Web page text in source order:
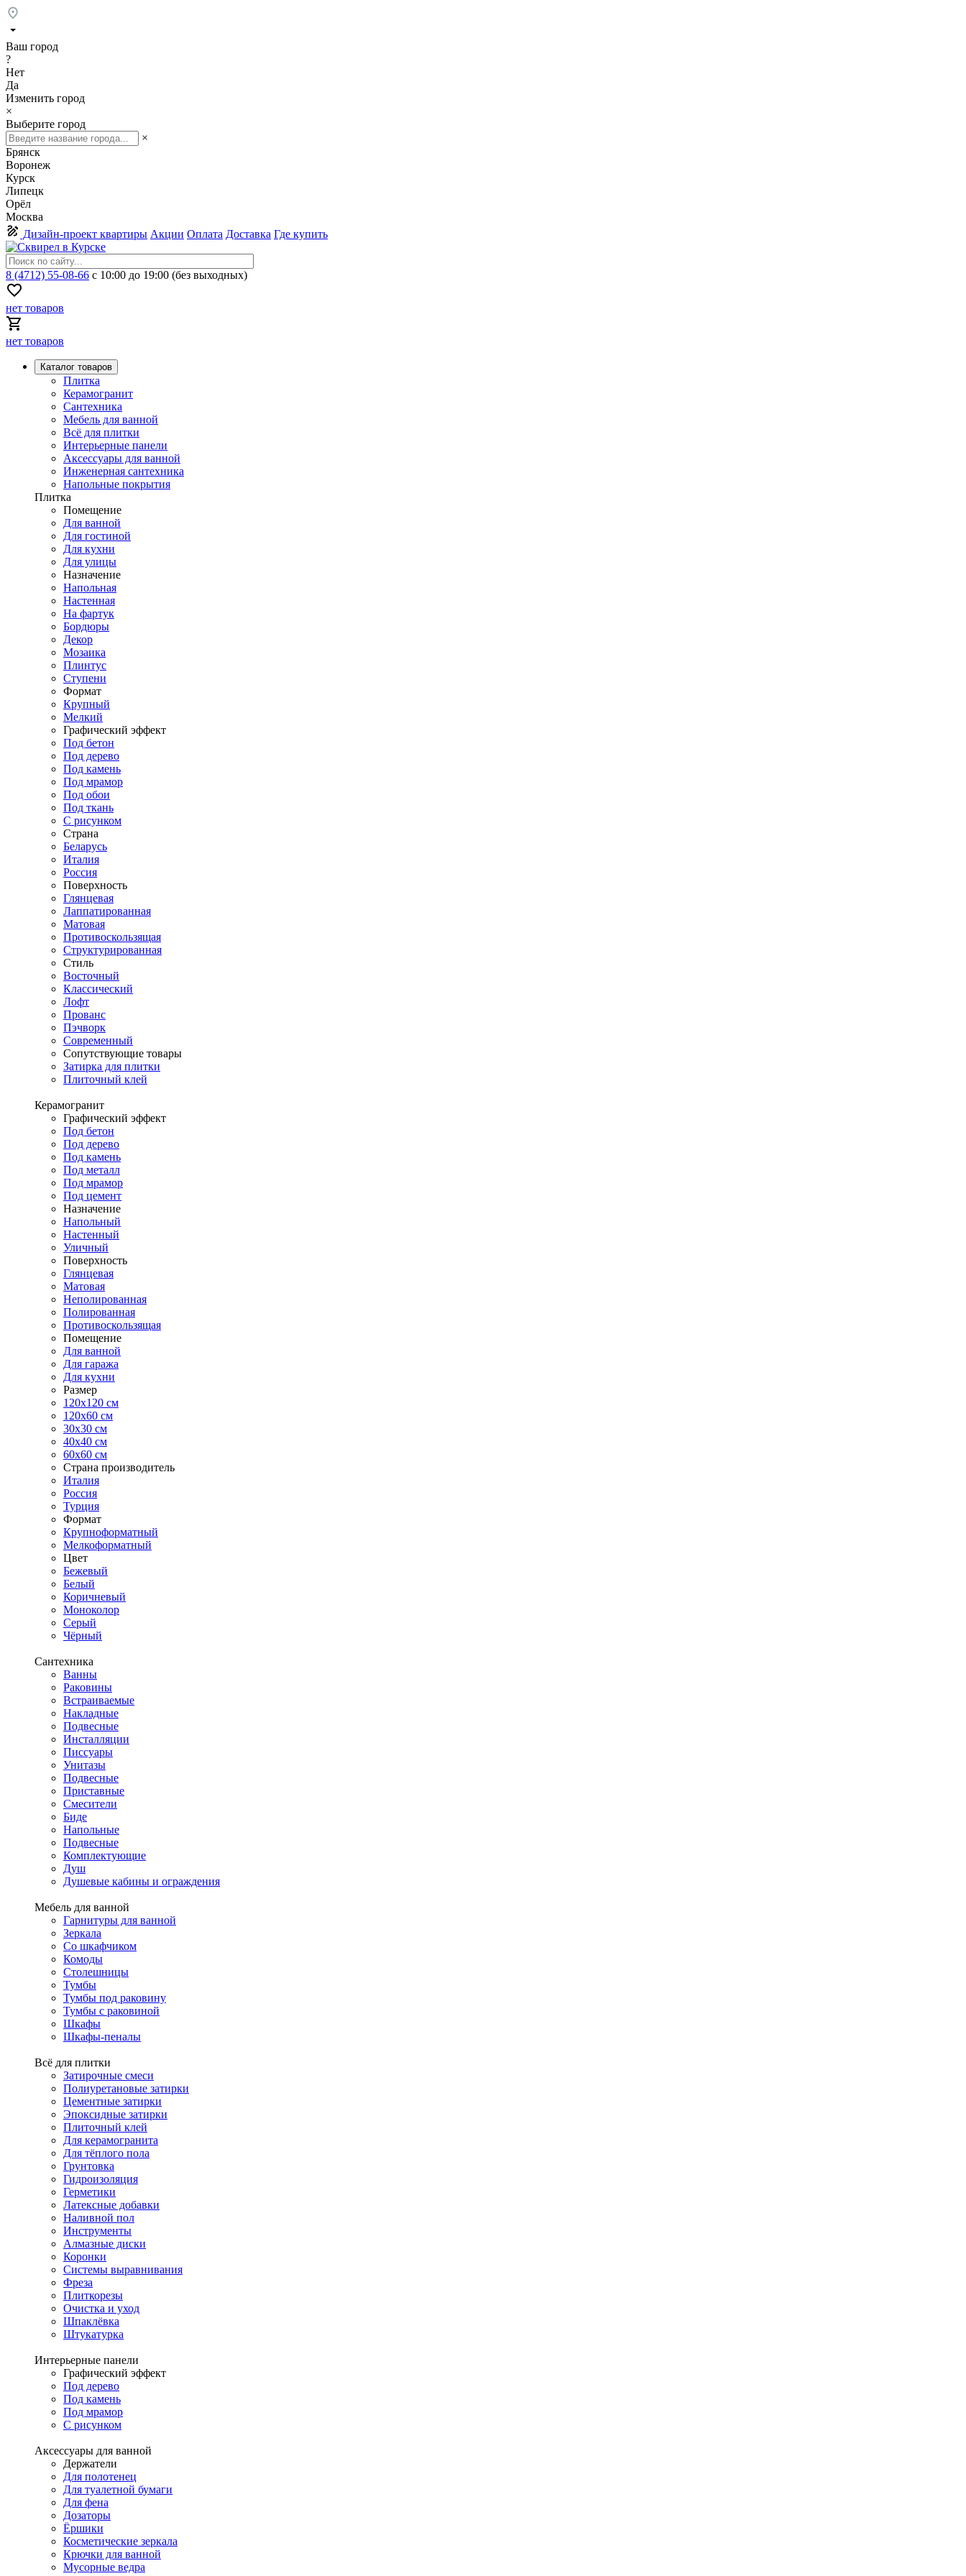
Ваш город
?
Нет
Да
Изменить город
×
Выберите город
×
Брянск
Воронеж
Курск
Липецк
Орёл
Москва
Дизайн-проект квартиры Акции Оплата Доставка Где купить
8 (4712) 55-08-66 с 10:00 до 19:00 (без выходных)
нет товаров
нет товаров
Каталог товаров
Плитка
Керамогранит
Сантехника
Мебель для ванной
Всё для плитки
Интерьерные панели
Аксессуары для ванной
Инженерная сантехника
Напольные покрытия
Плитка
Помещение
Для ванной
Для гостиной
Для кухни
Для улицы
Назначение
Напольная
Настенная
На фартук
Бордюры
Декор
Мозаика
Плинтус
Ступени
Формат
Крупный
Мелкий
Графический эффект
Под бетон
Под дерево
Под камень
Под мрамор
Под обои
Под ткань
С рисунком
Страна
Беларусь
Италия
Россия
Поверхность
Глянцевая
Лаппатированная
Матовая
Противоскользящая
Структурированная
Стиль
Восточный
Классический
Лофт
Прованс
Пэчворк
Современный
Сопутствующие товары
Затирка для плитки
Плиточный клей
Керамогранит
Графический эффект
Под бетон
Под дерево
Под камень
Под металл
Под мрамор
Под цемент
Назначение
Напольный
Настенный
Уличный
Поверхность
Глянцевая
Матовая
Неполированная
Полированная
Противоскользящая
Помещение
Для ванной
Для гаража
Для кухни
Размер
120x120 см
120x60 см
30x30 см
40x40 см
60x60 см
Страна производитель
Италия
Россия
Турция
Формат
Крупноформатный
Мелкоформатный
Цвет
Бежевый
Белый
Коричневый
Моноколор
Серый
Чёрный
Сантехника
Ванны
Раковины
Встраиваемые
Накладные
Подвесные
Инсталляции
Писсуары
Унитазы
Подвесные
Приставные
Смесители
Биде
Напольные
Подвесные
Комплектующие
Душ
Душевые кабины и ограждения
Мебель для ванной
Гарнитуры для ванной
Зеркала
Со шкафчиком
Комоды
Столешницы
Тумбы
Тумбы под раковину
Тумбы с раковиной
Шкафы
Шкафы-пеналы
Всё для плитки
Затирочные смеси
Полиуретановые затирки
Цементные затирки
Эпоксидные затирки
Плиточный клей
Для керамогранита
Для тёплого пола
Грунтовка
Гидроизоляция
Герметики
Латексные добавки
Наливной пол
Инструменты
Алмазные диски
Коронки
Системы выравнивания
Фреза
Плиткорезы
Очистка и уход
Шпаклёвка
Штукатурка
Интерьерные панели
Графический эффект
Под дерево
Под камень
Под мрамор
С рисунком
Аксессуары для ванной
Держатели
Для полотенец
Для туалетной бумаги
Для фена
Дозаторы
Ёршики
Косметические зеркала
Крючки для ванной
Мусорные ведра